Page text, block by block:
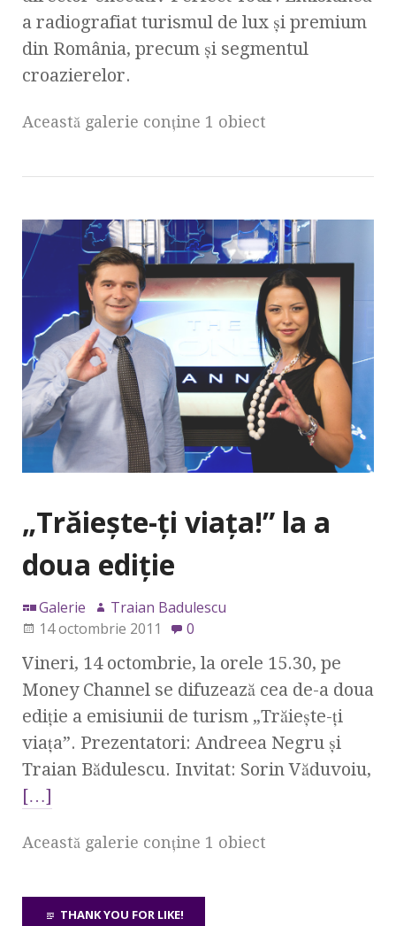
a radiografiat turismul de lux şi premium
din România, precum şi segmentul
croazierelor.
Această galerie conţine 1 obiect
„Trăieşte-ţi viaţa!” la a
doua ediţie
Galerie
Traian Badulescu
14 octombrie 2011
0
Vineri, 14 octombrie, la orele 15.30, pe
Money Channel se difuzează cea de-a doua
ediţie a emisiunii de turism „Trăieşte-ţi
viaţa”. Prezentatori: Andreea Negru şi
Traian Bădulescu. Invitat: Sorin Văduvoiu,
[…]
Această galerie conţine 1 obiect
THANK YOU FOR LIKE!